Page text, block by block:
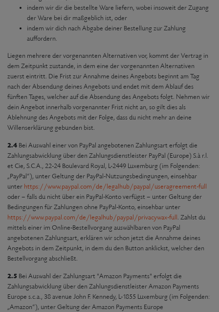
indem wir dir die bestellte Ware liefern, wobei insoweit der Zugang
der Ware bei dir maßgeblich ist, oder
indem wir dich nach Abgabe deiner Bestellung zur Zahlung
auffordern.
Liegen mehrere der vorgenannten Alternativen vor, kommt der Vertrag in
dem Zeitpunkt zustande, in dem eine der vorgenannten Alternativen
zuerst eintritt. Die Frist zur Annahme deines Angebots beginnt am Tag
nach der Absendung deines Angebots und endet mit dem Ablauf des
fünften Tages, welcher auf die Absendung des Angebots folgt. Nehmen wir
dein Angebot innerhalb vorgenannter Frist nicht an, so gilt dies als
Ablehnung des Angebots mit der Folge, dass du nicht mehr an deine
Willenserklärung gebunden bist.
2.4 Bei Auswahl einer von PayPal angebotenen Zahlungsart erfolgt die
Zahlungsabwicklung über den Zahlungsdienstleister PayPal (Europe) S.à r.l.
et Cie, S.C.A., 22-24 Boulevard Royal, L-2449 Luxemburg (im Folgenden:
„PayPal“), unter Geltung der PayPal-Nutzungsbedingungen, einsehbar
unter https://www.paypal.com/de/legalhub/paypal/useragreement-full
oder – falls du nicht über ein PayPal-Konto verfügst – unter Geltung der
Bedingungen für Zahlungen ohne PayPal-Konto, einsehbar unter
https://www.paypal.com/de/legalhub/paypal/privacywax-full. Zahlst du
mittels einer im Online-Bestellvorgang auswählbaren von PayPal
angebotenen Zahlungsart, erklären wir schon jetzt die Annahme deines
Angebots in dem Zeitpunkt, in dem du den Button anklickst, welcher den
Bestellvorgang abschließt.
2.5 Bei Auswahl der Zahlungsart "Amazon Payments" erfolgt die
Zahlungsabwicklung über den Zahlungsdienstleister Amazon Payments
Europe s.c.a., 38 avenue John F. Kennedy, L-1855 Luxemburg (im Folgenden:
„Amazon“), unter Geltung der Amazon Payments Europe